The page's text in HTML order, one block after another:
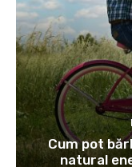
Cum pot
natural